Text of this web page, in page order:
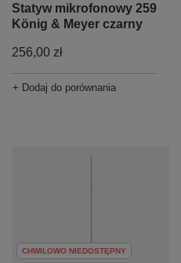
Statyw mikrofonowy 259
König & Meyer czarny
256,00 zł
+ Dodaj do porównania
CHWILOWO NIEDOSTĘPNY